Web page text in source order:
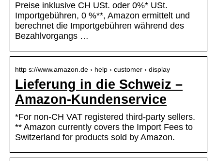
Preise inklusive CH USt. oder 0%* USt.
Importgebühren, 0 %**, Amazon ermittelt und
berechnet die Importgebühren während des
Bezahlvorgangs …
http s://www.amazon.de › help › customer › display
Lieferung in die Schweiz –
Amazon-Kundenservice
*For non-CH VAT registered third-party sellers.
** Amazon currently covers the Import Fees to
Switzerland for products sold by Amazon.